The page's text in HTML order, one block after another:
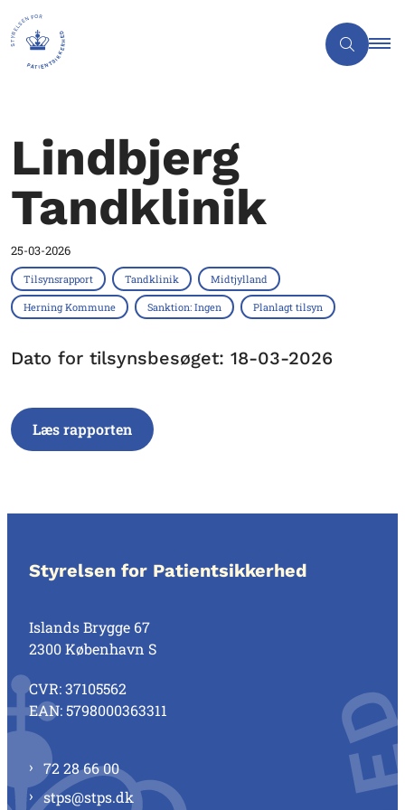
Lindbjerg
Tandklinik
25-03-2026
Tilsynsrapport Tandklinik Midtjylland
Herning Kommune Sanktion: Ingen Planlagt tilsyn
Dato for tilsynsbesøget: 18-03-2026
Læs rapporten
Styrelsen for Patientsikkerhed
Islands Brygge 67
2300 København S
CVR: 37105562
EAN: 5798000363311
72 28 66 00
stps@stps.dk